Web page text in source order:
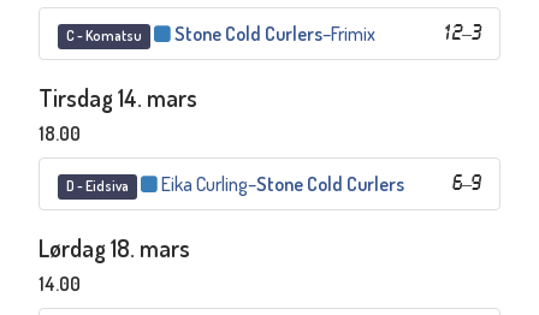
C - Komatsu 12–3
Stone Cold Curlers–Frimix
Tirsdag 14. mars
18.00
D - Eidsiva 6–9
Eika Curling–Stone Cold Curlers
Lørdag 18. mars
14.00